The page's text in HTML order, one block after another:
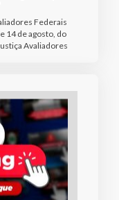
Federais
14 de agosto, do
Avaliadores